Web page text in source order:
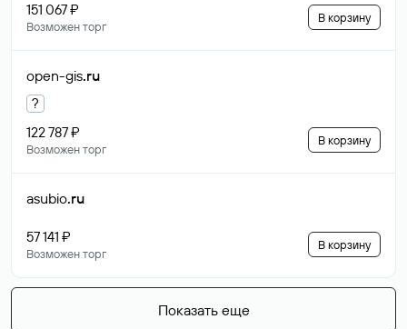
151 067 ₽
Возможен торг
В корзину
open-gis.ru
?
122 787 ₽
Возможен торг
В корзину
asubio.ru
57 141 ₽
Возможен торг
В корзину
Показать еще